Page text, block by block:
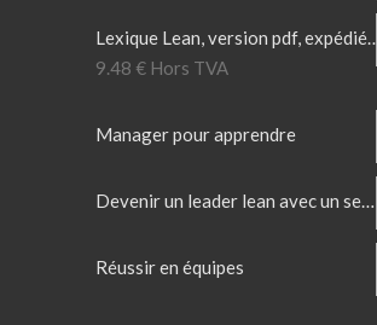
9.48 € Hors TVA
Manager pour apprendre
Réussir en équipes